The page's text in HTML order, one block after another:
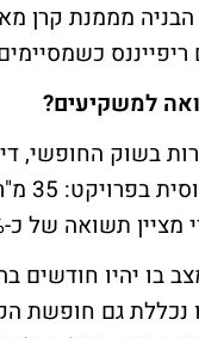
מממנת קרן
למשקיעים?
של כ-6% (בחישוב של 1,600 שקל למיטה).
בו יהיו חודשים
נכללת גם חופשת